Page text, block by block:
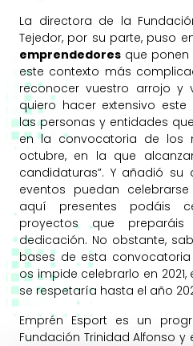
La directora de la
Tejedor, por su parte, puso
emprendedores que
este contexto más
reconocer vuestro arrojo y
quiero hacer extensivo
las personas y entidades
en la convocatoria de los
octubre, en la que
candidaturas”. Y añadió
eventos puedan
aquí presentes podáis
proyectos que
dedicación. No obstante,
bases de esta
os impide celebrarlo en
se respetaría hasta el año
Emprén Esport es un
Fundación Trinidad Alfonso